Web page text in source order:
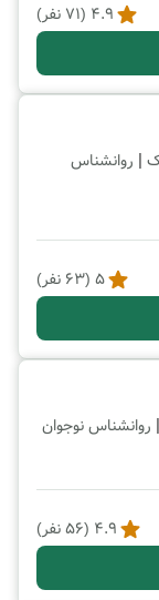
4.9
(
71 نفر)
| روانشناس
5
(
63 نفر)
| روانشناس نوجوان
4.9
(
56نفر)